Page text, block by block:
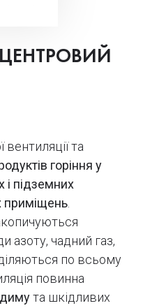
та
горіння у
і підземних
приміщень
азоту, чадний газ,
по всьому
повинна
та шкідливих